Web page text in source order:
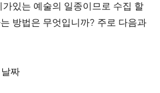
있는 예술의 일종이므로 수집 할
방법은 무엇입니까? 주로 다음과
짜